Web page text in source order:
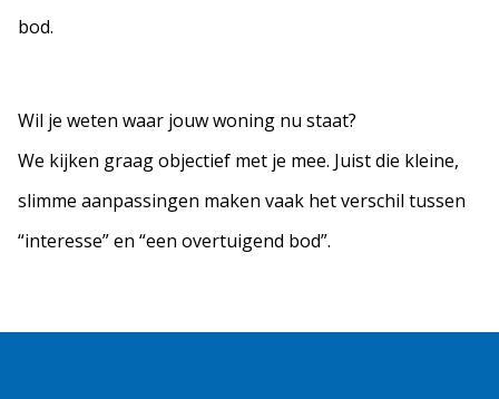
bod.
Wil je weten waar jouw woning nu staat?
We kijken graag objectief met je mee. Juist die kleine,
slimme aanpassingen maken vaak het verschil tussen
“interesse” en “een overtuigend bod”.